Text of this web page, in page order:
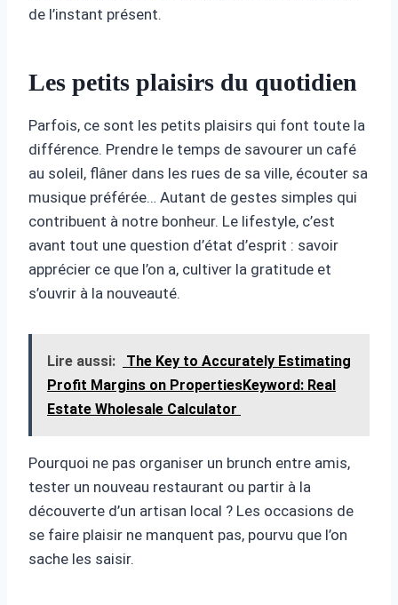
de l’instant présent.
Les petits plaisirs du quotidien
Parfois, ce sont les petits plaisirs qui font toute la
différence. Prendre le temps de savourer un café
au soleil, flâner dans les rues de sa ville, écouter sa
musique préférée… Autant de gestes simples qui
contribuent à notre bonheur. Le lifestyle, c’est
avant tout une question d’état d’esprit : savoir
apprécier ce que l’on a, cultiver la gratitude et
s’ouvrir à la nouveauté.
Lire aussi:
The Key to Accurately Estimating
Profit Margins on PropertiesKeyword: Real
Estate Wholesale Calculator
Pourquoi ne pas organiser un brunch entre amis,
tester un nouveau restaurant ou partir à la
découverte d’un artisan local ? Les occasions de
se faire plaisir ne manquent pas, pourvu que l’on
sache les saisir.